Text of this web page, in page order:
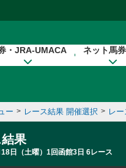
・JRA-UMACA ネット馬
ー > レース結果 開催選択 > レ
果
日（土曜）1回函館3日 6レース